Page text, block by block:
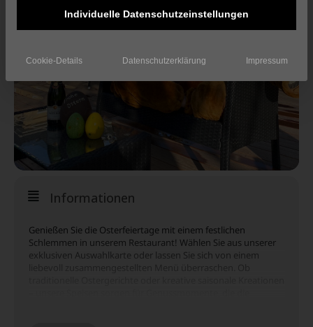
Informationen
Genießen Sie die Osterfeiertage mit einem festlichen
Schlemmen in unserem Restaurant! Wählen Sie aus unserer
exklusiven Auswahlkarte oder lassen Sie sich von einem
Individuelle Datenschutzeinstellungen
Cookie-Details Datenschutzerklärung Impressum